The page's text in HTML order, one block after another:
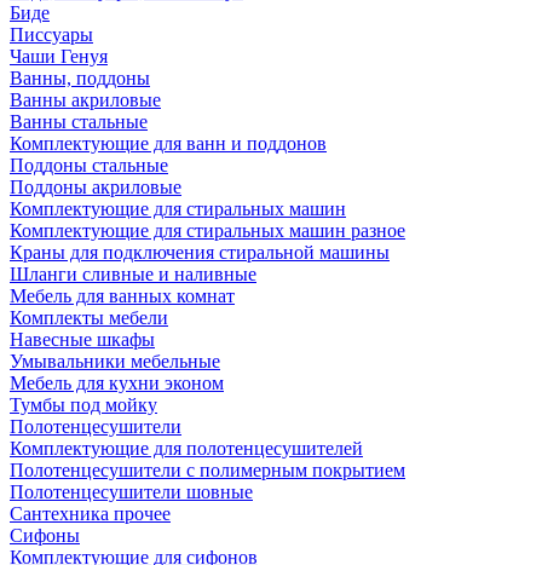
Биде
Писсуары
Чаши Генуя
Ванны, поддоны
Ванны акриловые
Ванны стальные
Комплектующие для ванн и поддонов
Поддоны стальные
Поддоны акриловые
Комплектующие для стиральных машин
Комплектующие для стиральных машин разное
Краны для подключения стиральной машины
Шланги сливные и наливные
Мебель для ванных комнат
Комплекты мебели
Навесные шкафы
Умывальники мебельные
Мебель для кухни эконом
Тумбы под мойку
Полотенцесушители
Комплектующие для полотенцесушителей
Полотенцесушители с полимерным покрытием
Полотенцесушители шовные
Сантехника прочее
Сифоны
Комплектующие для сифонов